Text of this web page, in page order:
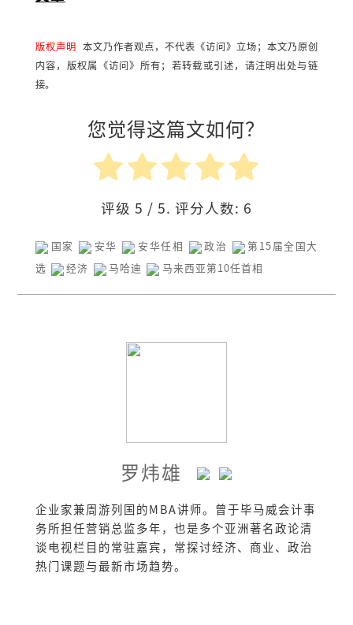
版权声明 本文乃作者观点，不代表《访问》立场；本文乃原创
内容，版权属《访问》所有；若转载或引述，请注明出处与链
接。
您觉得这篇文如何？
评级 5 / 5. 评分人数: 6
国家 安华 安华任相 政治
第15届全国大
选
经济 马哈迪 马来西亚第10任首相
罗炜雄
企业家兼周游列国的MBA讲师。曾于毕马威会计事
务所担任营销总监多年，也是多个亚洲著名政论清
谈电视栏目的常驻嘉宾，常探讨经济、商业、政治
热门课题与最新市场趋势。